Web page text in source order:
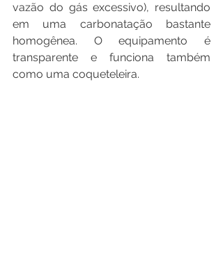
vazão do gás excessivo), resultando
em uma carbonatação bastante
homogênea. O equipamento é
transparente e funciona também
como uma coqueteleira.